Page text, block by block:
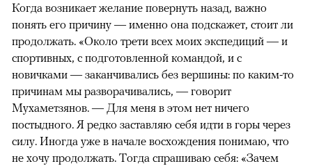
Когда возникает желание повернуть назад, важно
понять его причину — именно она подскажет, стоит ли
продолжать. «Около трети всех моих экспедиций — и
спортивных, с подготовленной командой, и с
новичками — заканчивались без вершины: по каким-то
причинам мы разворачивались, — говорит
Мухаметзянов. — Для меня в этом нет ничего
постыдного. Я редко заставляю себя идти в горы через
силу. Иногда уже в начале восхождения понимаю, что
не хочу продолжать. Тогда спрашиваю себя: «Зачем